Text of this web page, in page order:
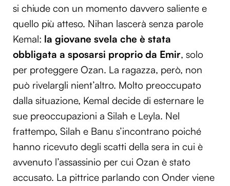
si chiude con un momento davvero saliente e
quello più atteso. Nihan lascerà senza parole
Kemal: la giovane svela che è stata
obbligata a sposarsi proprio da Emir, solo
per proteggere Ozan. La ragazza, però, non
può rivelargli nient’altro. Molto preoccupato
dalla situazione, Kemal decide di esternare le
sue preoccupazioni a Silah e Leyla. Nel
frattempo, Silah e Banu s’incontrano poiché
hanno ricevuto degli scatti della sera in cui è
avvenuto l’assassinio per cui Ozan è stato
accusato. La pittrice parlando con Onder viene